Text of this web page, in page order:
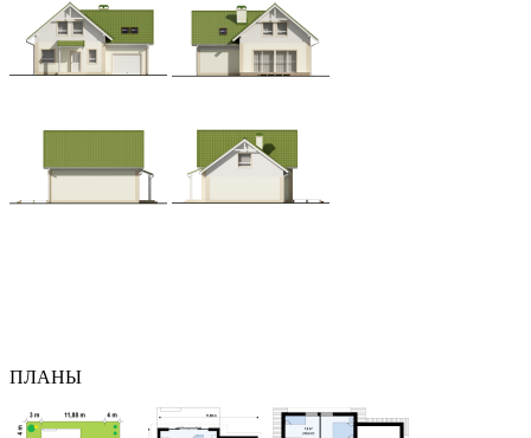
ПЛАНЫ